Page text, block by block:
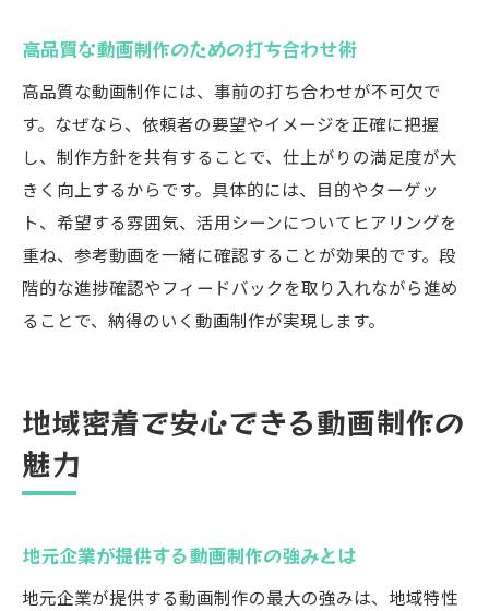
高品質な動画制作のための打ち合わせ術
高品質な動画制作には、事前の打ち合わせが不可欠で
す。なぜなら、依頼者の要望やイメージを正確に把握
し、制作方針を共有することで、仕上がりの満足度が大
きく向上するからです。具体的には、目的やターゲッ
ト、希望する雰囲気、活用シーンについてヒアリングを
重ね、参考動画を一緒に確認することが効果的です。段
階的な進捗確認やフィードバックを取り入れながら進め
ることで、納得のいく動画制作が実現します。
地域密着で安心できる動画制作の
魅力
地元企業が提供する動画制作の強みとは
地元企業が提供する動画制作の最大の強みは、地域特性